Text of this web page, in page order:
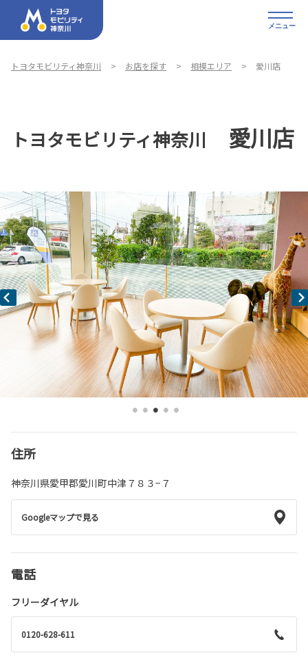
メニュー
トヨタモビリティ神奈川 お店を探す 相模エリア 愛川店
トヨタモビリティ神奈川 愛川店
住所
神奈川県愛甲郡愛川町中津７８３−７
Googleマップで見る
電話
フリーダイヤル
0120-628-611